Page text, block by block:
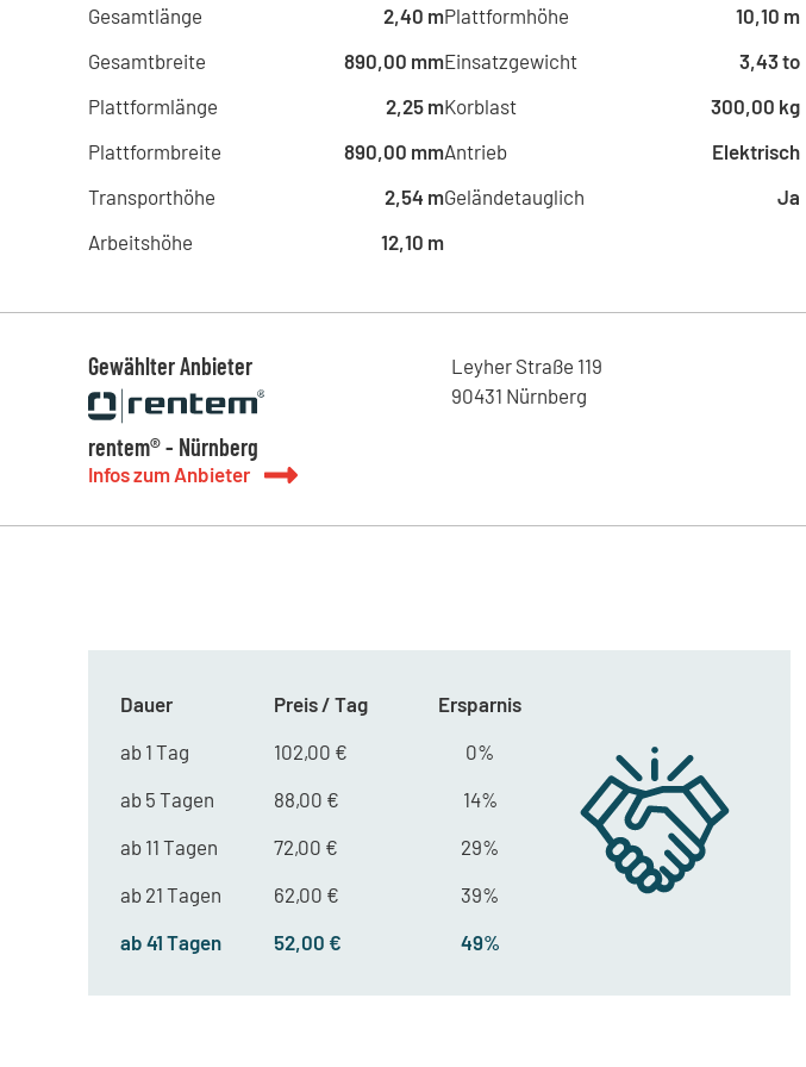
Gesamtlänge
2,40 m
Gesamtbreite
890,00 mm
Plattformlänge
2,25 m
Plattformbreite
890,00 mm
Transporthöhe
2,54 m
Arbeitshöhe
12,10 m
Plattformhöhe
10,10 m
Einsatzgewicht
3,43 to
Korblast
300,00 kg
Antrieb
Elektrisch
Geländetauglich
Ja
Gewählter Anbieter
rentem® - Nürnberg
Infos zum Anbieter
Leyher Straße 119
90431 Nürnberg
Dauer Preis / Tag
Ersparnis
ab 1 Tag
102,00 €
0%
ab 5 Tagen
88,00 €
14%
ab 11 Tagen
72,00 €
29%
ab 21 Tagen
62,00 €
39%
ab 41 Tagen
52,00 € 49%